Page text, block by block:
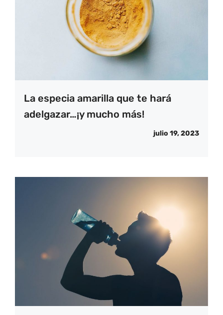
La especia amarilla que te hará
adelgazar…¡y mucho más!
julio 19, 2023